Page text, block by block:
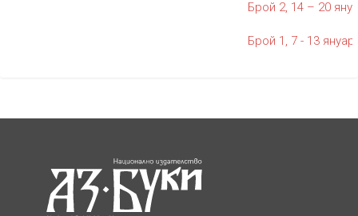
Брой 2, 14 – 20
Брой 1, 7 - 13